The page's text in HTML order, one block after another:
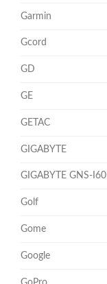
Garmin
Gcord
GD
GE
GETAC
GIGABYTE
GIGABYTE GNS-I60
Golf
Gome
Google